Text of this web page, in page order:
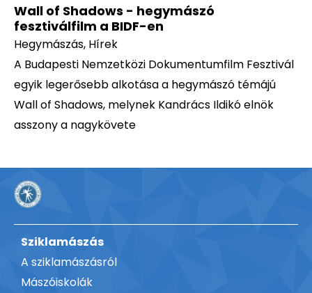
Wall of Shadows - hegymászó
fesztiválfilm a BIDF-en
Hegymászás, Hírek
A Budapesti Nemzetközi Dokumentumfilm Fesztivál
egyik legerősebb alkotása a hegymászó témájú
Wall of Shadows, melynek Kandrács Ildikó elnök
asszony a nagykövete
Sziklamászás
A sziklamászásról
Mászóiskolák